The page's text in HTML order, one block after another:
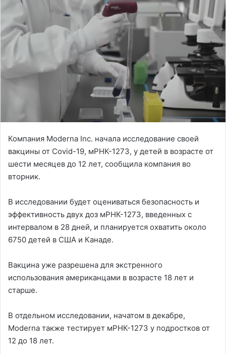
Компания Moderna Inc. начала исследование своей
вакцины от Covid-19, мРНК-1273, у детей в возрасте от
шести месяцев до 12 лет, сообщила компания во
вторник.
В исследовании будет оцениваться безопасность и
эффективность двух доз мРНК-1273, введенных с
интервалом в 28 дней, и планируется охватить около
6750 детей в США и Канаде.
Вакцина уже разрешена для экстренного
использования американцами в возрасте 18 лет и
старше.
В отдельном исследовании, начатом в декабре,
Moderna также тестирует мРНК-1273 у подростков от
12 до 18 лет.